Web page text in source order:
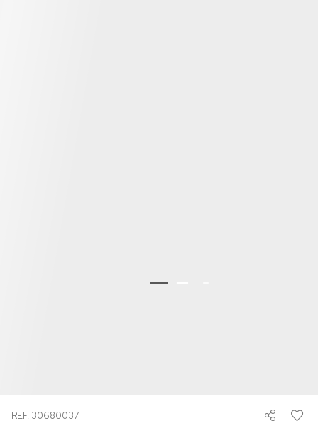
REF. 30680037